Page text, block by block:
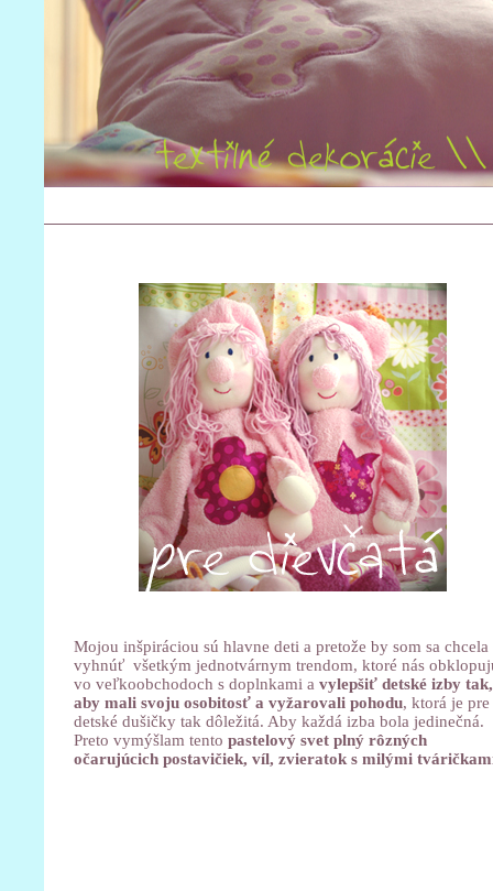
Mojou inšpiráciou sú hlavne deti a pretože by som sa chcela
vyhnúť všetkým jednotvárnym trendom, ktoré nás
vo veľkoobchodoch s doplnkami a vylepšiť detské izby tak,
aby mali svoju osobitosť a vyžarovali pohodu, ktorá je pre
detské dušičky tak dôležitá. Aby každá izba bola jedinečná.
Preto vymýšlam tento pastelový svet plný rôzných
očarujúcich postavičiek, víl, zvieratok s milými